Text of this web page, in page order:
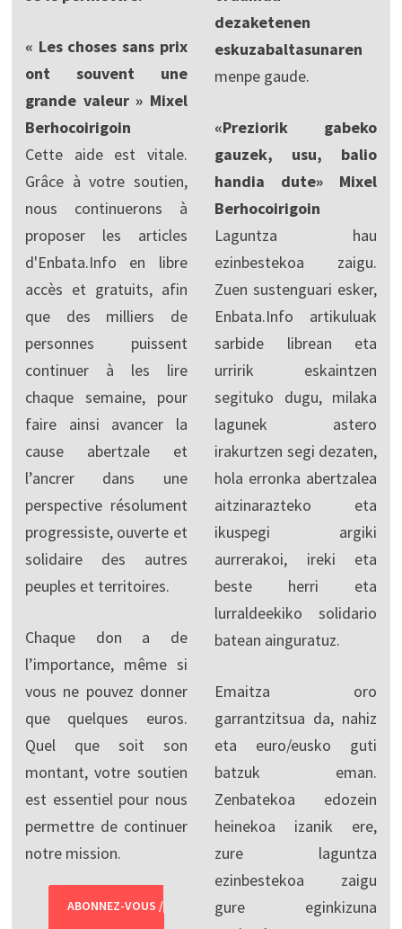
« Les choses sans prix
ont souvent une
grande valeur » Mixel
Berhocoirigoin
Cette aide est vitale.
Grâce à votre soutien,
nous continuerons à
proposer les articles
d'Enbata.Info en libre
accès et gratuits, afin
que des milliers de
personnes puissent
continuer à les lire
chaque semaine, pour
faire ainsi avancer la
cause abertzale et
l’ancrer dans une
perspective résolument
progressiste, ouverte et
solidaire des autres
peuples et territoires.
Chaque don a de
l’importance, même si
vous ne pouvez donner
que quelques euros.
Quel que soit son
montant, votre soutien
est essentiel pour nous
permettre de continuer
notre mission.
ABONNEZ-VOUS /
dezaketenen
eskuzabaltasunaren
menpe gaude.
«Preziorik gabeko
gauzek, usu, balio
handia dute» Mixel
Berhocoirigoin
Laguntza hau
ezinbestekoa zaigu.
Zuen sustenguari esker,
Enbata.Info artikuluak
sarbide librean eta
urririk eskaintzen
segituko dugu, milaka
lagunek astero
irakurtzen segi dezaten,
hola erronka abertzalea
aitzinarazteko eta
ikuspegi argiki
aurrerakoi, ireki eta
beste herri eta
lurraldeekiko solidario
batean ainguratuz.
Emaitza oro
garrantzitsua da, nahiz
eta euro/eusko guti
batzuk eman.
Zenbatekoa edozein
heinekoa izanik ere,
zure laguntza
ezinbestekoa zaigu
gure eginkizuna